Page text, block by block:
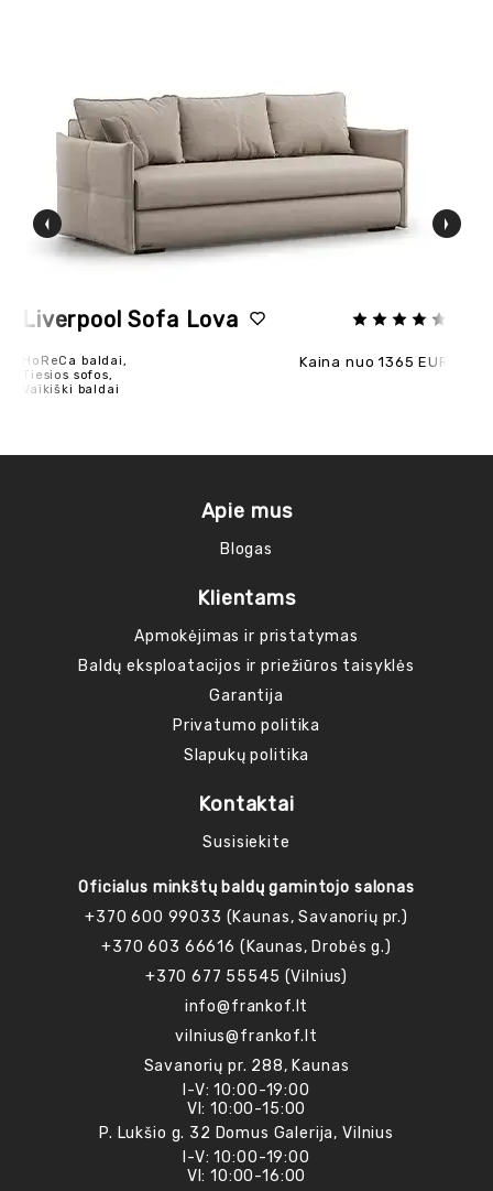
Liverpool Sofa Lova
HoReCa baldai,
Tiesios sofos,
Vaikiški baldai
Kaina nuo 1365 EUR
Apie mus
Blogas
Klientams
Apmokėjimas ir pristatymas
Baldų eksploatacijos ir priežiūros taisyklės
Garantija
Privatumo politika
Slapukų politika
Kontaktai
Susisiekite
Oficialus minkštų baldų gamintojo salonas
+370 600 99033 (Kaunas, Savanorių pr.)
+370 603 66616 (Kaunas, Drobės g.)
+370 677 55545 (Vilnius)
info@frankof.lt
vilnius@frankof.lt
Savanorių pr. 288, Kaunas
I-V: 10:00-19:00
VI: 10:00-15:00
P. Lukšio g. 32 Domus Galerija, Vilnius
I-V: 10:00-19:00
VI: 10:00-16:00